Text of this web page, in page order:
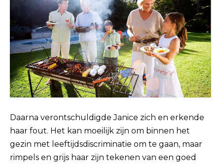
Daarna verontschuldigde Janice zich en erkende
haar fout. Het kan moeilijk zijn om binnen het
gezin met leeftijdsdiscriminatie om te gaan, maar
rimpels en grijs haar zijn tekenen van een goed